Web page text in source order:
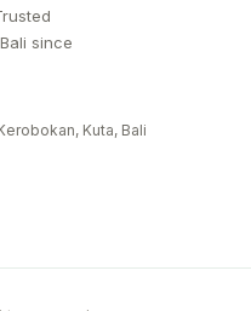
since
Kuta, Bali